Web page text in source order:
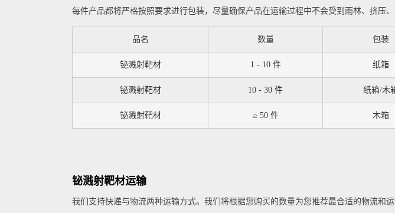
每件产品都将严格按照要求进行包装，尽量确保产品在运输过程中不会受到雨林、挤压
品名 数量 包装
铋溅射靶材 1 - 10 件 纸箱
铋溅射靶材 10 - 30 件 纸箱/木
铋溅射靶材 ≥ 50 件 木箱
铋溅射靶材运输
我们支持快递与物流两种运输方式。我们将根据您购买的数量为您推荐最合适的物流和